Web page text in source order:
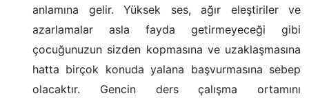
anlamına gelir. Yüksek ses, ağır eleştiriler ve
azarlamalar asla fayda getirmeyeceği gibi
çocuğunuzun sizden kopmasına ve uzaklaşmasına
hatta birçok konuda yalana başvurmasına sebep
olacaktır. Gencin ders çalışma ortamını